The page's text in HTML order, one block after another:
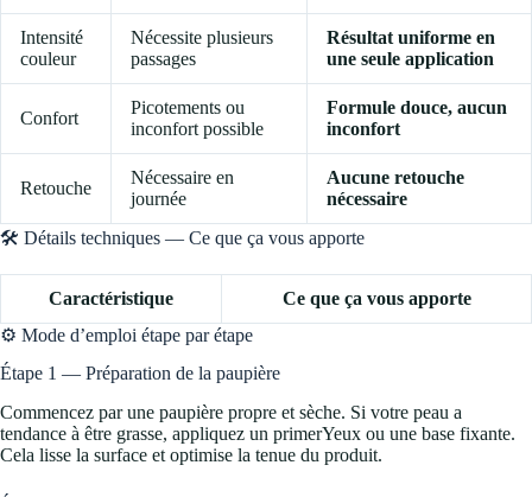
Intensité
couleur
Nécessite plusieurs
passages
Résultat uniforme en
une seule application
Confort
Picotements ou
inconfort possible
Formule douce, aucun
inconfort
Retouche
Nécessaire en
journée
Aucune retouche
nécessaire
🛠️ Détails techniques — Ce que ça vous apporte
Caractéristique
Ce que ça vous apporte
⚙️ Mode d’emploi étape par étape
Étape 1 — Préparation de la paupière
Commencez par une paupière propre et sèche. Si votre peau a
tendance à être grasse, appliquez un primerYeux ou une base fixante.
Cela lisse la surface et optimise la tenue du produit.